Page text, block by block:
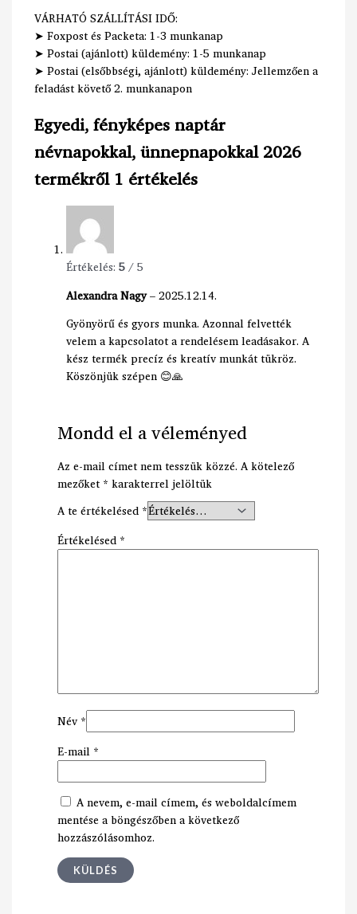
VÁRHATÓ SZÁLLÍTÁSI IDŐ:
➤ Foxpost és Packeta: 1-3 munkanap
➤ Postai (ajánlott) küldemény: 1-5 munkanap
➤ Postai (elsőbbségi, ajánlott) küldemény: Jellemzően a
feladást követő 2. munkanapon
Egyedi, fényképes naptár
névnapokkal, ünnepnapokkal 2026
termékről 1 értékelés
Értékelés: 5/ 5
Alexandra Nagy–2025.12.14.
Gyönyörű és gyors munka. Azonnal felvették
velem a kapcsolatot a rendelésem leadásakor. A
kész termék precíz és kreatív munkát tükröz.
Köszönjük szépen 😊🙏
Mondd el a véleményed
Az e-mail címet nem tesszük közzé. A kötelező
mezőket * karakterrel jelöltük
A te értékelésed *
Értékelésed *
Név *
E-mail *
A nevem, e-mail címem, és weboldalcímem
mentése a böngészőben a következő
hozzászólásomhoz.